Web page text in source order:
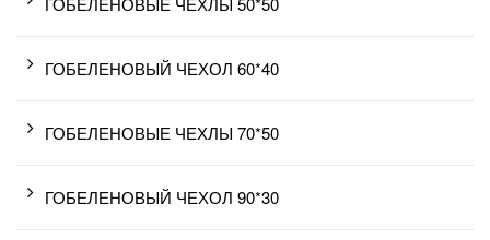
ГОБЕЛЕНОВЫЙ ЧЕХОЛ 60*40
ГОБЕЛЕНОВЫЕ ЧЕХЛЫ 70*50
ГОБЕЛЕНОВЫЙ ЧЕХОЛ 90*30